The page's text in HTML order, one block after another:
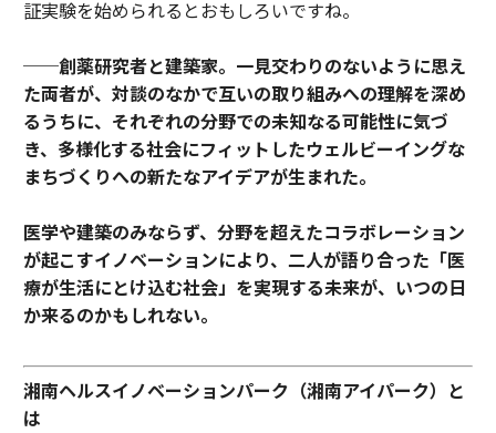
証実験を始められるとおもしろいですね。
──創薬研究者と建築家。一見交わりのないように思え
た両者が、対談のなかで互いの取り組みへの理解を深め
るうちに、それぞれの分野での未知なる可能性に気づ
き、多様化する社会にフィットしたウェルビーイングな
まちづくりへの新たなアイデアが生まれた。
医学や建築のみならず、分野を超えたコラボレーション
が起こすイノベーションにより、二人が語り合った「医
療が生活にとけ込む社会」を実現する未来が、いつの日
か来るのかもしれない。
湘南ヘルスイノベーションパーク（湘南アイパーク）と
は